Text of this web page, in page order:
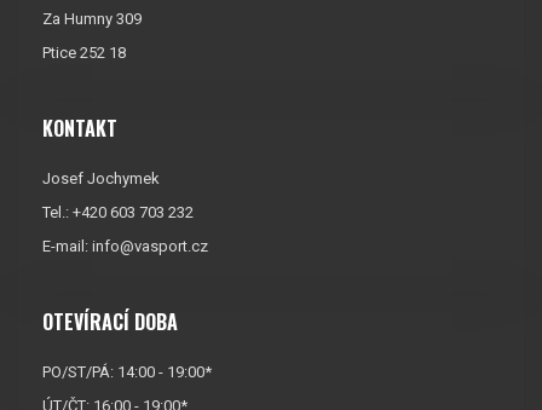
Za Humny 309
Ptice 252 18
KONTAKT
Josef Jochymek
Tel.: +420 603 703 232
E-mail: info@vasport.cz
OTEVÍRACÍ DOBA
PO/ST/PÁ: 14:00 - 19:00*
ÚT/ČT: 16:00 - 19:00*